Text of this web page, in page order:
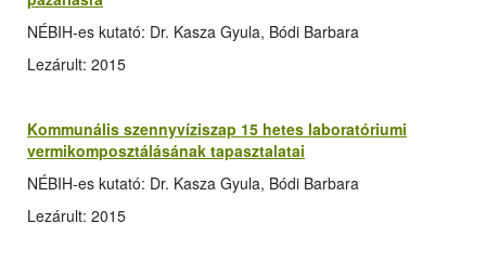
NÉBIH-es kutató: Dr. Kasza Gyula, Bódi Barbara
Lezárult: 2015
Kommunális szennyvíziszap 15 hetes laboratóriumi
vermikomposztálásának tapasztalatai
NÉBIH-es kutató: Dr. Kasza Gyula, Bódi Barbara
Lezárult: 2015